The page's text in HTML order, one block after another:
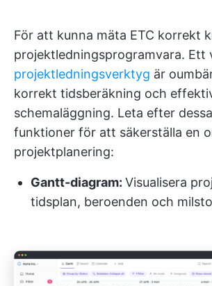
För att kunna mäta ETC korrekt
projektledningsprogramvara. Ett
projektledningsverktyg är
korrekt tidsberäkning och
schemaläggning. Leta efter
funktioner för att säkerställa en
projektplanering:
Gantt-diagram: Visualisera
tidsplan, beroenden och